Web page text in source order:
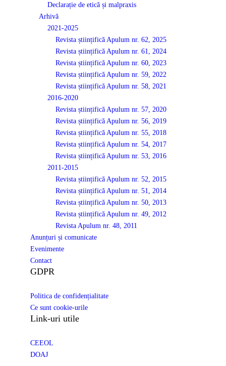
Declarație de etică și malpraxis
Arhivă
2021-2025
Revista științifică Apulum nr. 62, 2025
Revista științifică Apulum nr. 61, 2024
Revista științifică Apulum nr. 60, 2023
Revista științifică Apulum nr. 59, 2022
Revista științifică Apulum nr. 58, 2021
2016-2020
Revista științifică Apulum nr. 57, 2020
Revista științifică Apulum nr. 56, 2019
Revista științifică Apulum nr. 55, 2018
Revista științifică Apulum nr. 54, 2017
Revista științifică Apulum nr. 53, 2016
2011-2015
Revista științifică Apulum nr. 52, 2015
Revista științifică Apulum nr. 51, 2014
Revista științifică Apulum nr. 50, 2013
Revista științifică Apulum nr. 49, 2012
Revista Apulum nr. 48, 2011
Anunțuri și comunicate
Evenimente
Contact
GDPR
Politica de confidențialitate
Ce sunt cookie-urile
Link-uri utile
CEEOL
DOAJ